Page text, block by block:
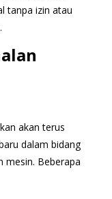
tanpa izin atau
akan terus
dalam bidang
mesin. Beberapa